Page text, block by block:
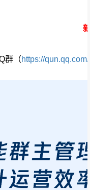
群（https://qun.qq.com/